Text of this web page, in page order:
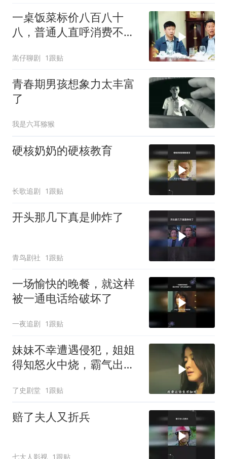
一桌饭菜标价八百八十
八，普通人直呼消费不
嵩仔聊剧 1跟贴
青春期男孩想象力太丰富
了
我是六耳猕猴
硬核奶奶的硬核教育
长歌追剧 1跟贴
开头那几下真是帅炸了
青鸟剧社 1跟贴
一场愉快的晚餐，就这样
被一通电话给破坏了
一夜追剧 1跟贴
妹妹不幸遭遇侵犯，姐姐
得知怒火中烧，霸气出手
了史剧堂 1跟贴
赔了夫人又折兵
七大人影视 1跟贴